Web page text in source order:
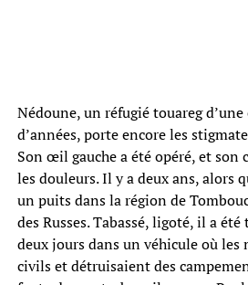
Nédoune, un réfugié touareg
d’années, porte encore les
Son œil gauche a été opéré, et son
les douleurs. Il y a deux ans, alors
un puits dans la région de
des Russes. Tabassé, ligoté, il a
deux jours dans un véhicule où
civils et détruisaient des